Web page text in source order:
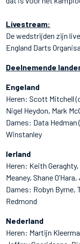
Livestream:
De wedstrijden zijn
England Darts
Deelnemende
Engeland
Heren: Scott Mitchell
Nigel Heydon, Mark
Dames: Data
Winstanley
Ierland
Heren: Keith
Meaney, Shane O’Hara,
Dames: Robyn Byrne,
Redmond
Nederland
Heren: Martijn